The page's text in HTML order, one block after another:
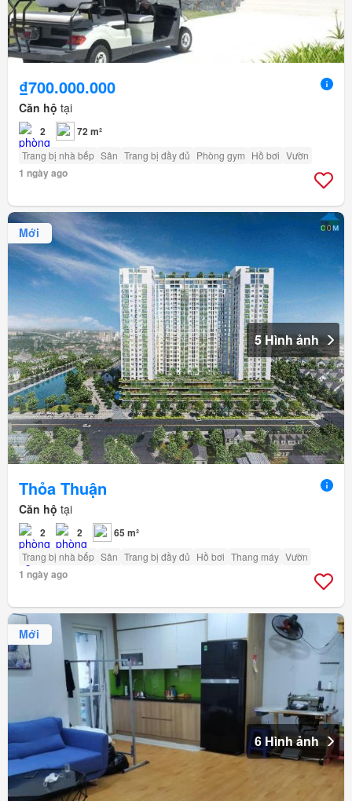
₫700.000.000
Căn hộ tại
2 72 m²
Trang bị nhà bếp Sân Trang bị đầy đủ Phòng gym Hồ bơi Vườn
1 ngày ago
Mới
5 Hình ảnh
Thỏa Thuận
Căn hộ tại
2 2 65 m²
Trang bị nhà bếp Sân Trang bị đầy đủ Hồ bơi Thang máy Vườn
1 ngày ago
Mới
6 Hình ảnh